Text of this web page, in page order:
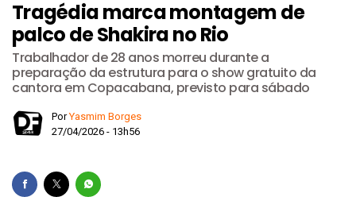
Tragédia marca montagem de
palco de Shakira no Rio
Trabalhador de 28 anos morreu durante a
preparação da estrutura para o show gratuito da
cantora em Copacabana, previsto para sábado
PorYasmim Borges
27/04/2026 - 13h56